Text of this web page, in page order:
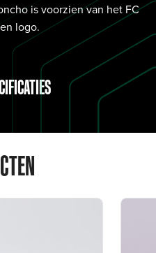
is voorzien van het FC
logo.